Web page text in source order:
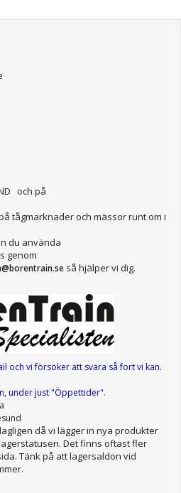
och på
tågmarknader och mässor runt om i
du använda
genom
så hjälper vi dig.
och vi försöker att svara så fort vi kan.
under just "Öppettider".
då vi lägger in nya produkter
Det finns oftast fler
Tänk på att lagersaldon vid